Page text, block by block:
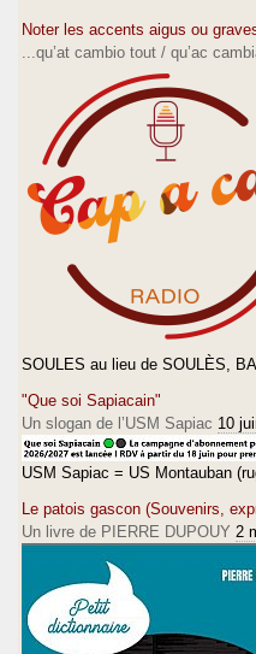
Noter les accents aigus ou
...qu’at cambio tout / qu’ac
SOULES au lieu de SOULÈS,
"Que soi Sapiacain"
Un slogan de l’USM Sapiac 10
USM Sapiac = US Montauban
Le patois gascon (Souvenirs,
Un livre de PIERRE DUPOUY 2